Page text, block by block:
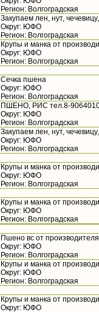
Регион: Волгоградская
Закупаем лен, нут,
Округ: ЮФО
Регион: Волгоградская
Крупы и манка от
Округ: ЮФО
Регион: Волгоградская
Сечка пшена
Округ: ЮФО
Регион: Волгоградская
ПШЕНО, РИС тел.8-
Округ: ЮФО
Регион: Волгоградская
Закупаем лен, нут,
Округ: ЮФО
Регион: Волгоградская
Крупы и манка от
Округ: ЮФО
Регион: Волгоградская
Крупы и манка от
Округ: ЮФО
Регион: Волгоградская
Пшено вс от производителя
Округ: ЮФО
Регион: Волгоградская
Крупы и манка от
Округ: ЮФО
Регион: Волгоградская
Крупы и манка от
Округ: ЮФО